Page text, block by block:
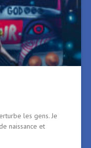
les gens. Je
naissance et